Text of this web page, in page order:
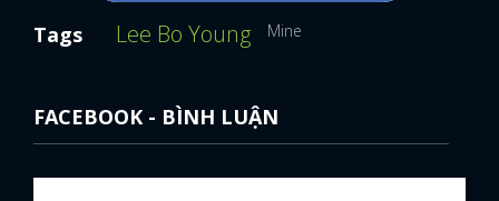
Tags Lee Bo Young Mine
FACEBOOK - BÌNH LUẬN